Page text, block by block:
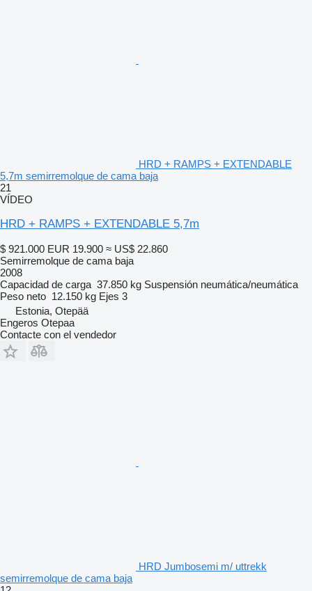
HRD + RAMPS + EXTENDABLE
5,7m semirremolque de cama baja
21
VÍDEO
HRD + RAMPS + EXTENDABLE 5,7m
$ 921.000 EUR 19.900 ≈ US$ 22.860
Semirremolque de cama baja
2008
Capacidad de carga 37.850 kg Suspensión neumática/neumática
Peso neto 12.150 kg Ejes 3
Estonia, Otepää
Engeros Otepaa
Contacte con el vendedor
HRD Jumbosemi m/ uttrekk
semirremolque de cama baja